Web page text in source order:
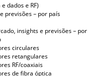
dados e RF)
previsões – por país
insights e previsões – por
circulares
retangulares
RF/coaxiais
de fibra óptica